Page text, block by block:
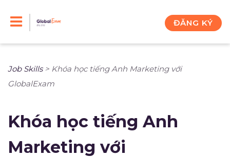
ĐĂNG KÝ
Job Skills> Khóa học tiếng Anh Marketing với
GlobalExam
Khóa học tiếng Anh
Marketing với